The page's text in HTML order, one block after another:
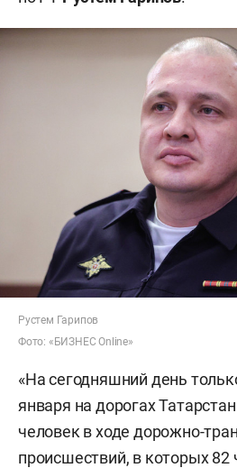
Рустем Гарипов
Фото: «БИЗНЕСOnline»
«На сегодняшний день
января на дорогах
человек в ходе дорожно-
происшествий, в которых 82